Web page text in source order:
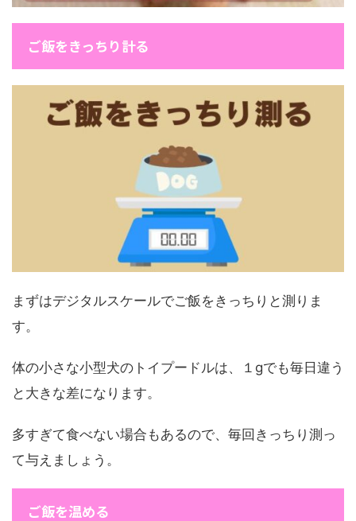
ご飯をきっちり計る
まずはデジタルスケールでご飯をきっちりと測りま
す。
体の小さな小型犬のトイプードルは、１gでも毎日違う
と大きな差になります。
多すぎて食べない場合もあるので、毎回きっちり測っ
て与えましょう。
ご飯を温める